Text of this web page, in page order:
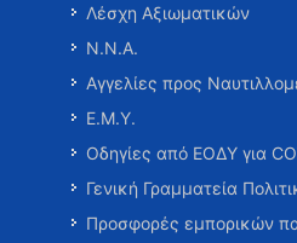
Λέσχη Αξιωματικών
Ν.Ν.Α.
Αγγελίες προς
Ε.Μ.Υ.
Οδηγίες από ΕΟΔΥ για
Γενική Γραμματεία
Προσφορές εμπορικών